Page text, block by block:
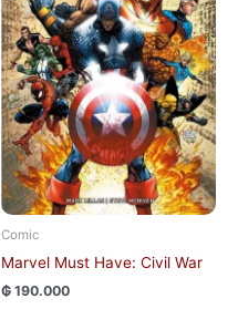
Comic
Marvel Must Have: Civil War
₲ 190.000